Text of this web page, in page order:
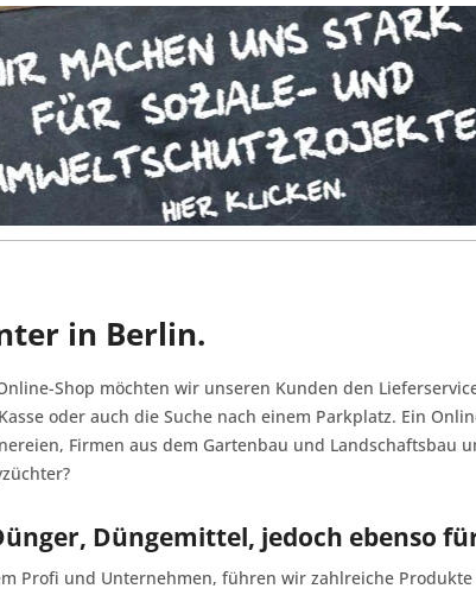
in Berlin.
Shop möchten wir unseren Kunden den
oder auch die Suche nach einem Parkplatz. Ein
Firmen aus dem Gartenbau und Landschaftsbau
Düngemittel, jedoch ebenso
Profi und Unternehmen, führen wir zahlreiche